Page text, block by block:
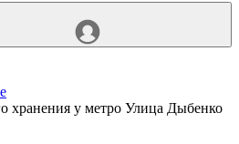
хранения у метро Улица Дыбенко